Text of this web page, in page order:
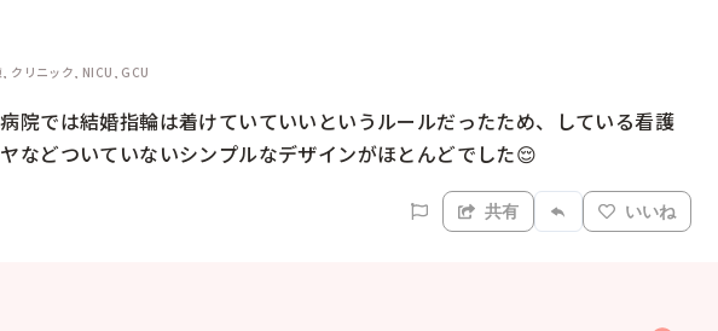
クリニック, NICU, GCU
院では結婚指輪は着けていていいというルールだったため、している看護
などついていないシンプルなデザインがほとんどでした😌
共有 いいね